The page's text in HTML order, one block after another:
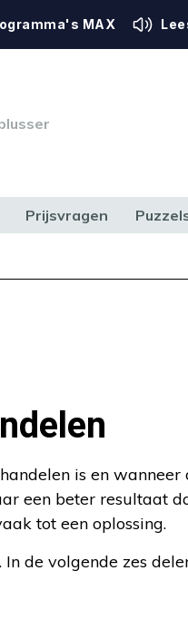
MAX
Prijsvragen
is en wanneer
een beter resultaat
tot een oplossing.
de volgende zes